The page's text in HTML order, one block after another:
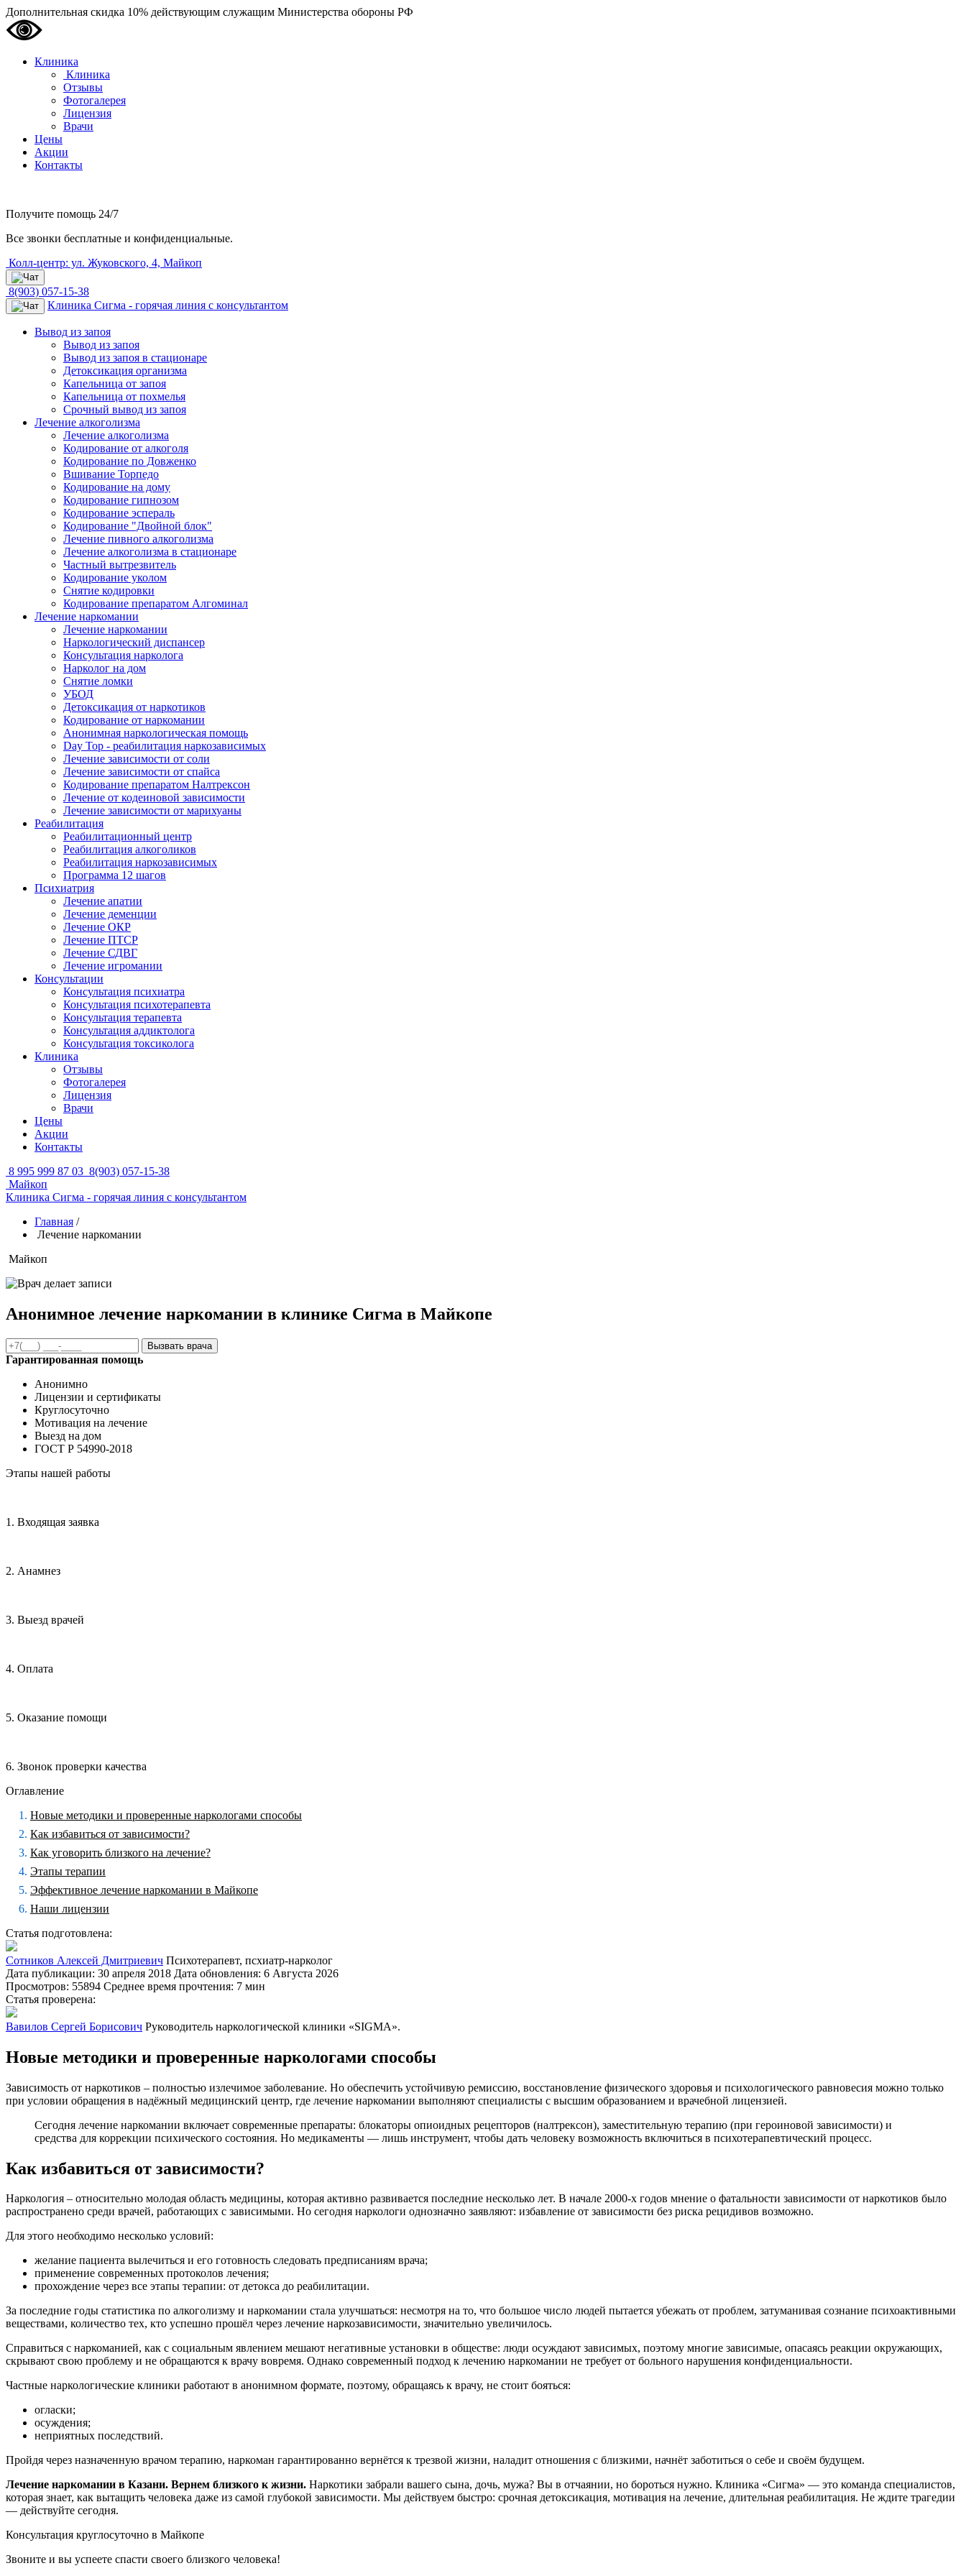
Дополнительная скидка 10% действующим служащим Министерства обороны РФ
Клиника
Клиника
Отзывы
Фотогалерея
Лицензия
Врачи
Цены
Акции
Контакты
Получите помощь 24/7
Все звонки бесплатные и конфиденциальные.
Колл-центр: ул. Жуковского, 4, Майкоп
8(903) 057-15-38
Клиника Сигма - горячая линия с консультантом
Вывод из запоя
Вывод из запоя
Вывод из запоя в стационаре
Детоксикация организма
Капельница от запоя
Капельница от похмелья
Срочный вывод из запоя
Лечение алкоголизма
Лечение алкоголизма
Кодирование от алкоголя
Кодирование по Довженко
Вшивание Торпедо
Кодирование на дому
Кодирование гипнозом
Кодирование эспераль
Кодирование "Двойной блок"
Лечение пивного алкоголизма
Лечение алкоголизма в стационаре
Частный вытрезвитель
Кодирование уколом
Снятие кодировки
Кодирование препаратом Алгоминал
Лечение наркомании
Лечение наркомании
Наркологический диспансер
Консультация нарколога
Нарколог на дом
Снятие ломки
УБОД
Детоксикация от наркотиков
Кодирование от наркомании
Анонимная наркологическая помощь
Day Top - реабилитация наркозависимых
Лечение зависимости от соли
Лечение зависимости от спайса
Кодирование препаратом Налтрексон
Лечение от кодеиновой зависимости
Лечение зависимости от марихуаны
Реабилитация
Реабилитационный центр
Реабилитация алкоголиков
Реабилитация наркозависимых
Программа 12 шагов
Психиатрия
Лечение апатии
Лечение деменции
Лечение ОКР
Лечение ПТСР
Лечение СДВГ
Лечение игромании
Консультации
Консультация психиатра
Консультация психотерапевта
Консультация терапевта
Консультация аддиктолога
Консультация токсиколога
Клиника
Отзывы
Фотогалерея
Лицензия
Врачи
Цены
Акции
Контакты
8 995 999 87 03 8(903) 057-15-38
Майкоп
Клиника Сигма - горячая линия с консультантом
Главная /
Лечение наркомании
Майкоп
Анонимное лечение наркомании в клинике Сигма в Майкопе
Вызвать врача
Гарантированная помощь
Анонимно
Лицензии и сертификаты
Круглосуточно
Мотивация на лечение
Выезд на дом
ГОСТ Р 54990-2018
Этапы нашей работы
1. Входящая заявка
2. Анамнез
3. Выезд врачей
4. Оплата
5. Оказание помощи
6. Звонок проверки качества
Оглавление
Новые методики и проверенные наркологами способы
Как избавиться от зависимости?
Как уговорить близкого на лечение?
Этапы терапии
Эффективное лечение наркомании в Майкопе
Наши лицензии
Статья подготовлена:
Сотников Алексей Дмитриевич Психотерапевт, псхиатр-нарколог
Дата публикации: 30 апреля 2018 Дата обновления: 6 Августа 2026
Просмотров: 55894 Среднее время прочтения: 7 мин
Статья проверена:
Вавилов Сергей Борисович Руководитель наркологической клиники «SIGMA».
Новые методики и проверенные наркологами способы
Зависимость от наркотиков – полностью излечимое заболевание. Но обеспечить устойчивую ремиссию, восстановление физического здоровья и психологического равновесия можно только
при условии обращения в надёжный медицинский центр, где лечение наркомании выполняют специалисты с высшим образованием и врачебной лицензией.
Сегодня лечение наркомании включает современные препараты: блокаторы опиоидных рецепторов (налтрексон), заместительную терапию (при героиновой зависимости) и
средства для коррекции психического состояния. Но медикаменты — лишь инструмент, чтобы дать человеку возможность включиться в психотерапевтический процесс.
Как избавиться от зависимости?
Наркология – относительно молодая область медицины, которая активно развивается последние несколько лет. В начале 2000-х годов мнение о фатальности зависимости от наркотиков было
распространено среди врачей, работающих с зависимыми. Но сегодня наркологи однозначно заявляют: избавление от зависимости без риска рецидивов возможно.
Для этого необходимо несколько условий:
желание пациента вылечиться и его готовность следовать предписаниям врача;
применение современных протоколов лечения;
прохождение через все этапы терапии: от детокса до реабилитации.
За последние годы статистика по алкоголизму и наркомании стала улучшаться: несмотря на то, что большое число людей пытается убежать от проблем, затуманивая сознание психоактивными
веществами, количество тех, кто успешно прошёл через лечение наркозависимости, значительно увеличилось.
Справиться с наркоманией, как с социальным явлением мешают негативные установки в обществе: люди осуждают зависимых, поэтому многие зависимые, опасаясь реакции окружающих,
скрывают свою проблему и не обращаются к врачу вовремя. Однако современный подход к лечению наркомании не требует от больного нарушения конфиденциальности.
Частные наркологические клиники работают в анонимном формате, поэтому, обращаясь к врачу, не стоит бояться:
огласки;
осуждения;
неприятных последствий.
Пройдя через назначенную врачом терапию, наркоман гарантированно вернётся к трезвой жизни, наладит отношения с близкими, начнёт заботиться о себе и своём будущем.
Лечение наркомании в Казани. Вернем близкого к жизни. Наркотики забрали вашего сына, дочь, мужа? Вы в отчаянии, но бороться нужно. Клиника «Сигма» — это команда специалистов,
которая знает, как вытащить человека даже из самой глубокой зависимости. Мы действуем быстро: срочная детоксикация, мотивация на лечение, длительная реабилитация. Не ждите трагедии
— действуйте сегодня.
Консультация круглосуточно в Майкопе
Звоните и вы успеете спасти своего близкого человека!